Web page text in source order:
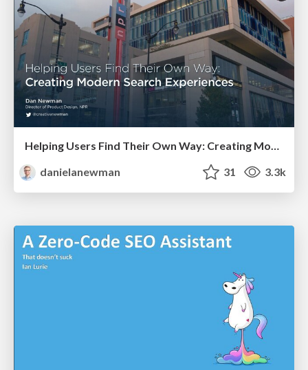
Helping Users Find Their Own Way: Creating Modern Search Experiences
danielanewman
31 3.3k